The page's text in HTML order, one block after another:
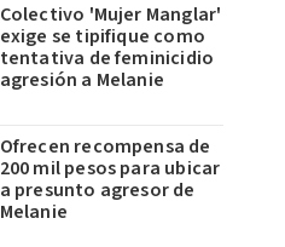
Colectivo 'Mujer Manglar'
exige se tipifique como
tentativa de feminicidio
agresión a Melanie
Ofrecen recompensa de
200 mil pesos para ubicar
a presunto agresor de
Melanie